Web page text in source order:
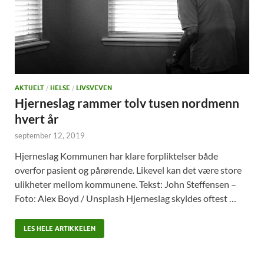
AKTUELT / HELSE / LIVSVEVEN
Hjerneslag rammer tolv tusen nordmenn
hvert år
september 12, 2019
Hjerneslag Kommunen har klare forpliktelser både
overfor pasient og pårørende. Likevel kan det være store
ulikheter mellom kommunene. Tekst: John Steffensen –
Foto: Alex Boyd / Unsplash Hjerneslag skyldes oftest …
LES HELE ARTIKKELEN